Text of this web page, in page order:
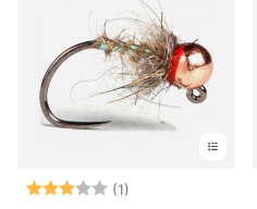
Betyg: (1)
3.0 utav 5